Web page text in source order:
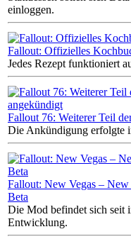
einloggen.
Fallout: Offizielles
Jedes Rezept funktioniert
Fallout 76: Weiterer Teil
Die Ankündigung erfolgte
Fallout: New Vegas –
Beta
Die Mod befindet sich seit
Entwicklung.